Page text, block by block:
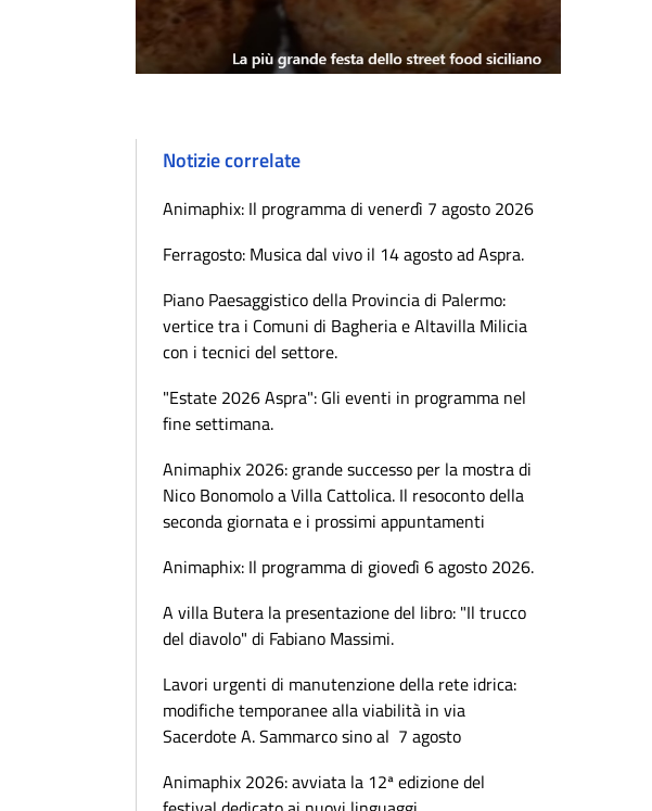
Notizie correlate
Animaphix: Il programma di venerdì 7 agosto 2026
Ferragosto: Musica dal vivo il 14 agosto ad Aspra.
Piano Paesaggistico della Provincia di Palermo:
vertice tra i Comuni di Bagheria e Altavilla Milicia
con i tecnici del settore.
"Estate 2026 Aspra": Gli eventi in programma nel
fine settimana.
Animaphix 2026: grande successo per la mostra di
Nico Bonomolo a Villa Cattolica. Il resoconto della
seconda giornata e i prossimi appuntamenti
Animaphix: Il programma di giovedì 6 agosto 2026.
A villa Butera la presentazione del libro: "Il trucco
del diavolo" di Fabiano Massimi.
Lavori urgenti di manutenzione della rete idrica:
modifiche temporanee alla viabilità in via
Sacerdote A. Sammarco sino al 7 agosto
Animaphix 2026: avviata la 12ª edizione del